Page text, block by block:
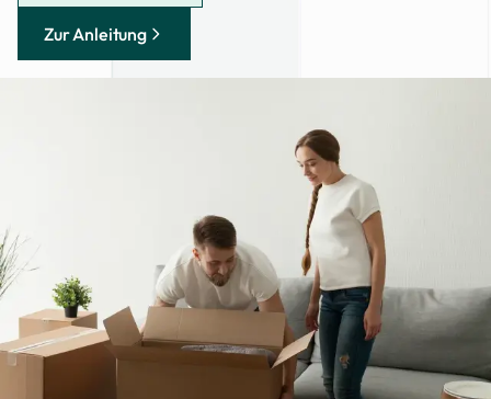
Zur Anleitung